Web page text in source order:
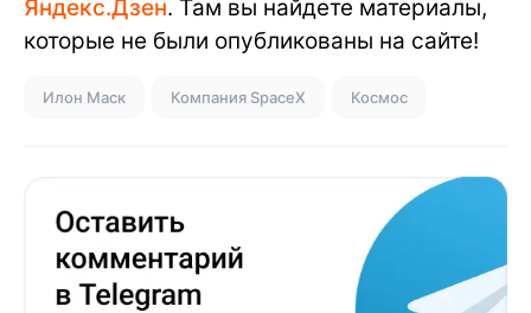
Яндекс.Дзен. Там вы найдете материалы,
которые не были опубликованы на сайте!
Илон Маск Компания SpaceX Космос